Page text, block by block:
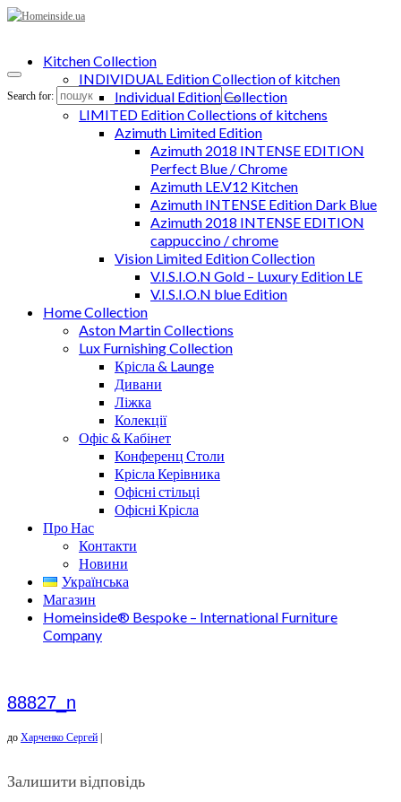
Search for:
Kitchen Collection
INDIVIDUAL Edition Collection of kitchen
Individual Edition Collection
LIMITED Edition Collections of kitchens
Azimuth Limited Edition
Azimuth 2018 INTENSE EDITION
Perfect Blue / Chrome
Azimuth LE.V12 Kitchen
Azimuth INTENSE Edition Dark Blue
Azimuth 2018 INTENSE EDITION
cappuccino / chrome
Vision Limited Edition Collection
V.I.S.I.O.N Gold – Luxury Edition LE
V.I.S.I.O.N blue Edition
Home Collection
Aston Martin Collections
Lux Furnishing Collection
Крісла & Launge
Дивани
Ліжка
Колекції
Офіс & Кабінет
Конференц Столи
Крісла Керівника
Офісні стільці
Офісні Крісла
Про Нас
Контакти
Новини
Українська
Магазин
Homeinside® Bespoke – International Furniture
Company
88827_n
до Харченко Сергей
Залишити відповідь